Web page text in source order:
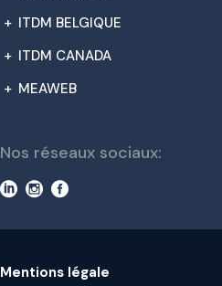
+ ITDM BELGIQUE
+ ITDM CANADA
+ MEAWEB
Nos réseaux sociaux:
Mentions légale